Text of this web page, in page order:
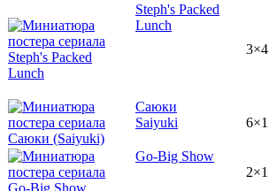
Steph's Packed
Lunch
3×4
Саюки
Saiyuki
6×1
Go-Big Show
2×1